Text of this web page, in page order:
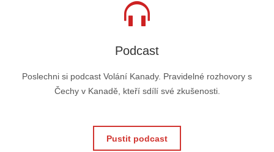
Podcast
Poslechni si podcast Volání Kanady. Pravidelné rozhovory s
Čechy v Kanadě, kteří sdílí své zkušenosti.
Pustit podcast